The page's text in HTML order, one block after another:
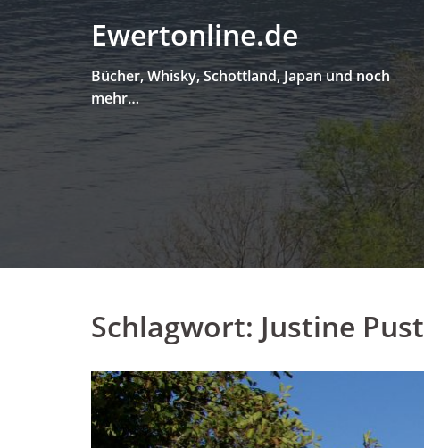
Skip
content
Ewertonline.de
Bücher, Whisky, Schottland, Japan und noch
mehr…
Schlagwort: Justine Pust